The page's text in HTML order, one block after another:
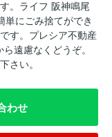
。ライフ 阪神鳴尾
単にごみ捨てができ
す。プレシア不動産
遠慮なくどうぞ。
さい。
わせ